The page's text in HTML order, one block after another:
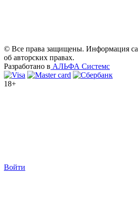
© Все права защищены. Информация
об авторских правах.
Разработано в АЛЬФА Системс
18+
Войти